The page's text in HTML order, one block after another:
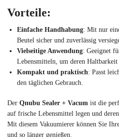
Vorteile:
Einfache Handhabung: Mit nur
Beutel sicher und zuverlässig
Vielseitige Anwendung: Geeignet
Lebensmitteln, um deren Haltbarkeit
Kompakt und praktisch: Passt
den täglichen Gebrauch.
Der Qnubu Sealer + Vacum ist die
auf frische Lebensmittel legen und
Mit diesem Vakuumierer können Sie
und so länger genießen.